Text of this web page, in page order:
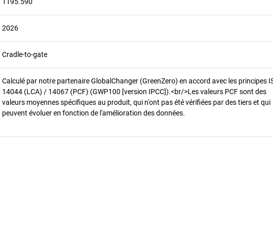
2026
Cradle-to-gate
Calculé par notre partenaire GlobalChanger (GreenZero) en accord avec les principes
14044 (LCA) / 14067 (PCF) (GWP100 [version IPCC]).<br/>Les valeurs PCF sont des
valeurs moyennes spécifiques au produit, qui n'ont pas été vérifiées par des tiers et qui
peuvent évoluer en fonction de l'amélioration des données.